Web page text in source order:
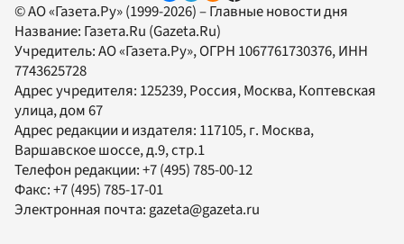
© АО «Газета.Ру» (1999-2026) – Главные новости дня
Название: Газета.Ru (Gazeta.Ru)
Учредитель:АО «Газета.Ру», ОГРН 1067761730376, ИНН
7743625728
Адрес учредителя: 125239, Россия, Москва, Коптевская
улица, дом 67
Адрес редакции и издателя: 117105, г. Москва,
Варшавское шоссе, д.9, стр.1
Телефон редакции:+7 (495) 785-00-12
Факс:+7 (495) 785-17-01
Электронная почта:gazeta@gazeta.ru